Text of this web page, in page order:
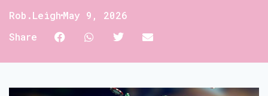
Rob.leigh May 9, 2026
Share